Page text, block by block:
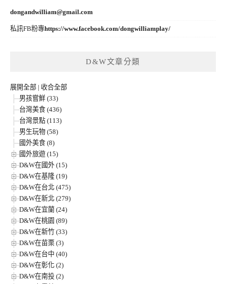
dongandwilliam@gmail.com
私訊FB粉專https://www.facebook.com/dongwilliamplay/
D&W文章分類
展開全部 | 收合全部
男孩嘗鮮 (33)
台灣美食 (436)
台灣景點 (113)
男生玩物 (58)
國外美食 (8)
國外旅遊 (15)
D&W在國外 (15)
D&W在基隆 (19)
D&W在台北 (475)
D&W在新北 (279)
D&W在宜蘭 (24)
D&W在桃園 (89)
D&W在新竹 (33)
D&W在苗栗 (3)
D&W在台中 (40)
D&W在彰化 (2)
D&W在南投 (2)